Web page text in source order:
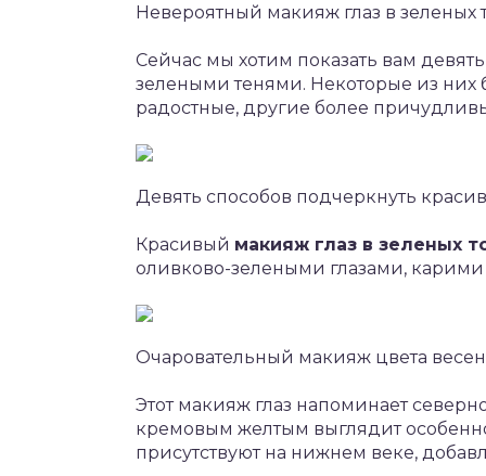
Невероятный макияж глаз в зеленых
Сейчас мы хотим показать вам
зелеными тенями. Некоторые из них
радостные, другие более
Девять способов подчеркнуть
Красивый макияж глаз в зеленых
оливково-зелеными глазами, карими
Очаровательный макияж цвета
Этот макияж глаз напоминает
кремовым желтым выглядит особенно
присутствуют на нижнем веке,